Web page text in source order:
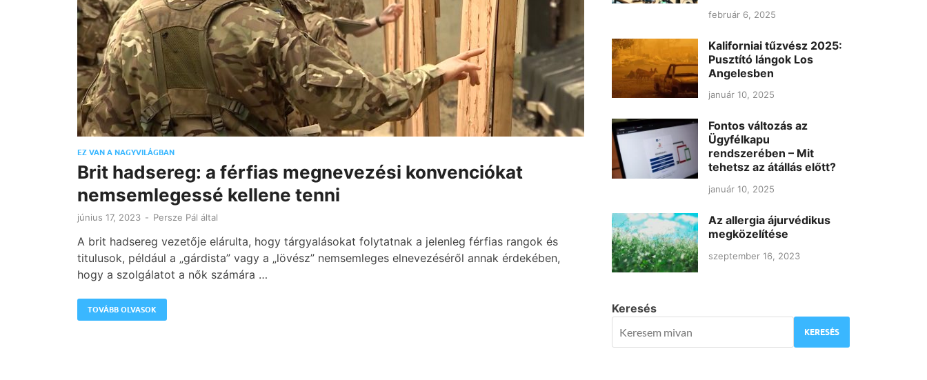
EZ VAN A NAGYVILÁGBAN
Brit hadsereg: a férfias megnevezési konvenciókat
nemsemlegessé kellene tenni
június 17, 2023 - Persze Pál által
A brit hadsereg vezetője elárulta, hogy tárgyalásokat folytatnak a jelenleg férfias rangok és
titulusok, például a „gárdista” vagy a „lövész” nemsemleges elnevezéséről annak érdekében,
hogy a szolgálatot a nők számára …
TOVÁBB OLVASOK
február 6, 2025
Kaliforniai tűzvész 2025:
Pusztító lángok Los
Angelesben
január 10, 2025
Fontos változás az
Ügyfélkapu
rendszerében – Mit
tehetsz az átállás előtt?
január 10, 2025
Az allergia ájurvédikus
megközelítése
szeptember 16, 2023
Keresés
KERESÉS